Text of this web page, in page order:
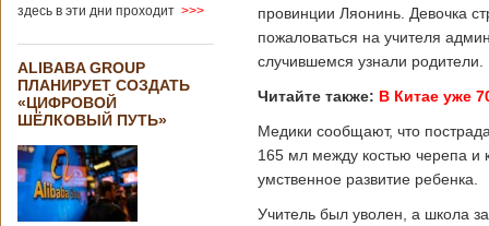
здесь в эти дни проходит >>>
ALIBABA GROUP
ПЛАНИРУЕТ СОЗДАТЬ
«ЦИФРОВОЙ
ШЁЛКОВЫЙ ПУТЬ»
провинции Ляонинь. Девочка
пожаловаться на учителя
случившемся узнали родители.
Читайте также: В Китае уже
Медики сообщают, что
165 мл между костью черепа и
умственное развитие ребенка.
Учитель был уволен, а школа